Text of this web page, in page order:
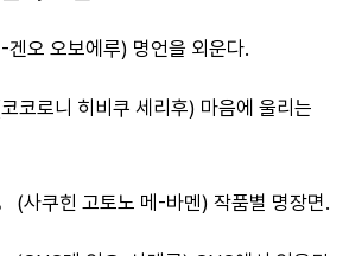
겐오 오보에루) 명언을 외운다.
코로니 히비쿠 세리후) 마음에 울리는
(사쿠힌 고토노 메-바멘) 작품별 명장면.